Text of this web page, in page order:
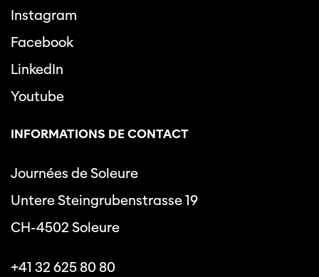
Instagram
Facebook
LinkedIn
Youtube
INFORMATIONS DE CONTACT
Journées de Soleure
Untere Steingrubenstrasse 19
CH-4502 Soleure
+41 32 625 80 80